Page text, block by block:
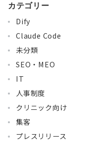
カテゴリー
Dify
Claude Code
未分類
SEO・MEO
IT
人事制度
クリニック向け
集客
プレスリリース